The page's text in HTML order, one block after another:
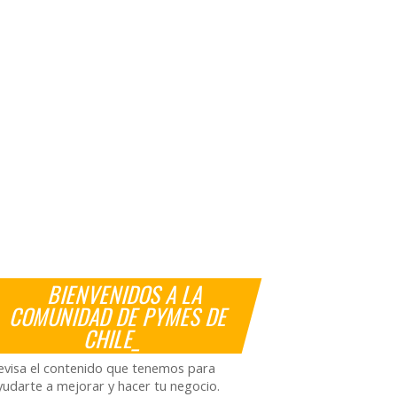
BIENVENIDOS A LA
COMUNIDAD DE PYMES DE
CHILE_
el contenido que tenemos para
a mejorar y hacer tu negocio.